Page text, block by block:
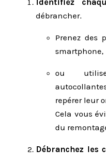
Identifiez
débrancher.
Prenez des
smartphone,
ou
repérer leur
Cela vous
du
Débranchez les